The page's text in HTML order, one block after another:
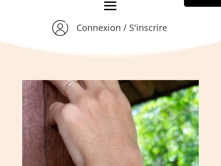
Connexion / S'inscrire